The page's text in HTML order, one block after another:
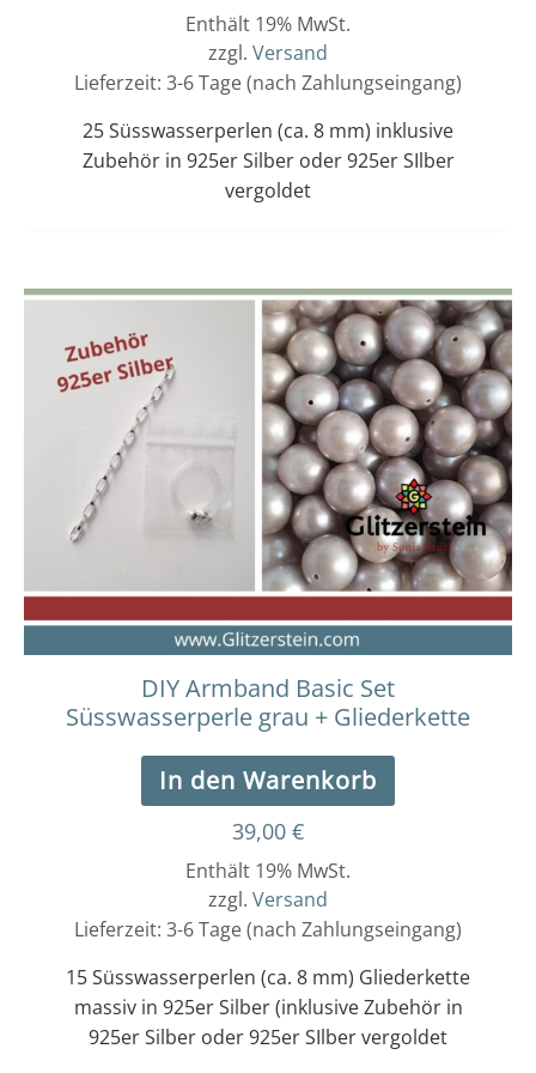
Enthält 19% MwSt.
zzgl. Versand
Lieferzeit: 3-6 Tage (nach Zahlungseingang)
25 Süsswasserperlen (ca. 8 mm) inklusive
Zubehör in 925er Silber oder 925er SIlber
vergoldet
DIY Armband Basic Set
Süsswasserperle grau + Gliederkette
In den Warenkorb
39,00 €
Enthält 19% MwSt.
zzgl. Versand
Lieferzeit: 3-6 Tage (nach Zahlungseingang)
15 Süsswasserperlen (ca. 8 mm) Gliederkette
massiv in 925er Silber (inklusive Zubehör in
925er Silber oder 925er SIlber vergoldet